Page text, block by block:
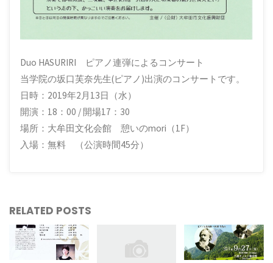
Duo HASURIRI ピアノ連弾によるコンサート
当学院の坂口芙奈先生(ピアノ)出演のコンサートです。
日時：2019年2月13日（水）
開演：18：00 / 開場17：30
場所：大牟田文化会館 憩いのmori（1F）
入場：無料 （公演時間45分）
RELATED POSTS